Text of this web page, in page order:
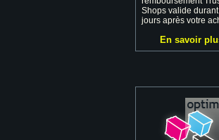
Shops valide
jours après votre
En savoir